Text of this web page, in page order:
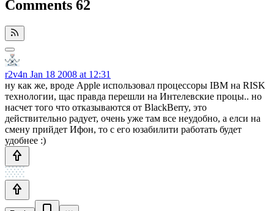
Comments 62
r2v4n Jan 18 2008 at 12:31
ну как же, вроде Apple использовал процессоры IBM на RISK
технологии, щас правда перешли на Интелевские процы.. но
насчет того что отказываются от BlackBerry, это
действительно радует, очень уже там все неудобно, а елси на
смену прийдет Ифон, то с его юзабилити работать будет
удобнее :)